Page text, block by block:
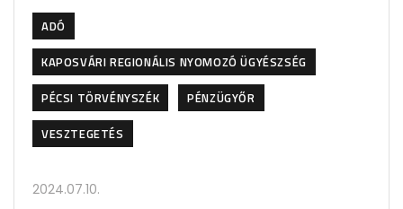
ADÓ
KAPOSVÁRI REGIONÁLIS NYOMOZÓ ÜGYÉSZSÉG
PÉCSI TÖRVÉNYSZÉK
PÉNZÜGYŐR
VESZTEGETÉS
2024.07.10.